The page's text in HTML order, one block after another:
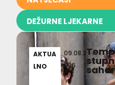
DEŽURNE LJEKARNE
AKTUA
LNO
09.08.2
026